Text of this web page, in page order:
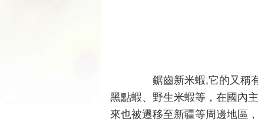
鋸齒新米蝦,它的又稱有
黑點蝦、野生米蝦等，在國內
來也被遷移至新疆等周邊地區